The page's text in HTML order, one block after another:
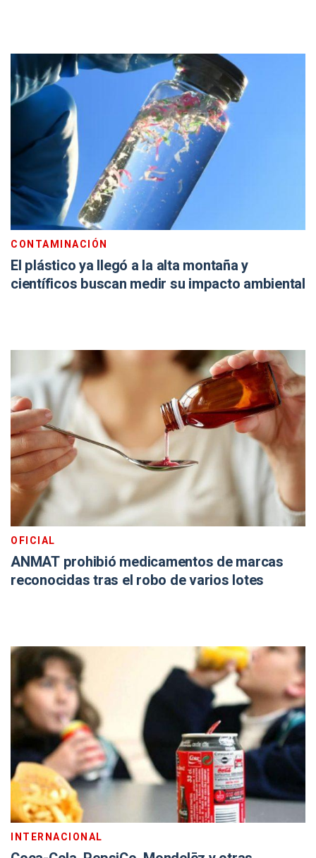
CONTAMINACIÓN
El plástico ya llegó a la alta montaña y
científicos buscan medir su impacto ambiental
OFICIAL
ANMAT prohibió medicamentos de marcas
reconocidas tras el robo de varios lotes
INTERNACIONAL